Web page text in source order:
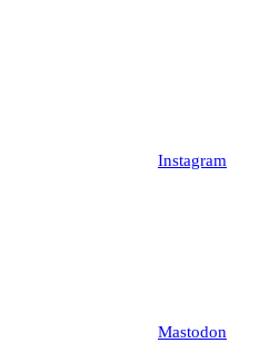
Instagram
Mastodon